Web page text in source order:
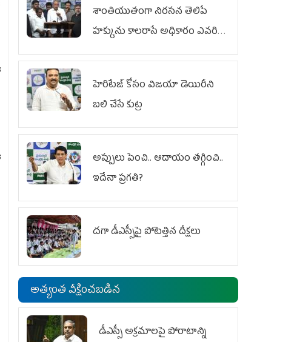
శాంతియుతంగా నిరసన తెలిపే
హక్కును కాలరాసే అధికారం ఎవరికీ
లేదు
హెరిటేజ్ కోసం విజయా డెయిరీని
బలి చేసే కుట్ర‌
అప్పులు పెంచి.. ఆదాయం తగ్గించి..
ఇదేనా ప్రగతి?
దగా డీఎస్సీపై పోటెత్తిన దీక్షలు
అత్యంత వీక్షించబడిన
డీఎస్సీ అక్రమాలపై పోరాటాన్ని